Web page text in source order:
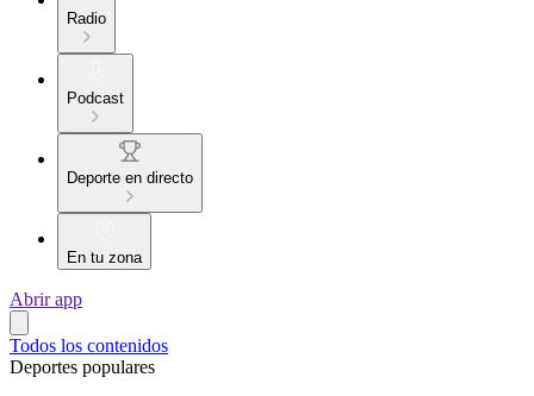
Radio
Podcast
Deporte en directo
En tu zona
Abrir app
Todos los contenidos
Deportes populares